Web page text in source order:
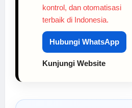
kontrol, dan otomatisasi
terbaik di Indonesia.
Hubungi WhatsApp
Kunjungi Website